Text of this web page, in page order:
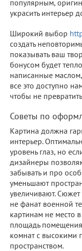
популярным,
украсить интерьер
Широкий выбор
создать
показывать ваш
бонусом будет
написанные
все это доступно
чтобы не
Советы по
Картина должна
интерьер.
уровень глаз, но
дизайнеры
забывать и про
уменьшают
увеличивают.
не фанат военной
картинам не место
площадь
комнат с высокими
пространством.